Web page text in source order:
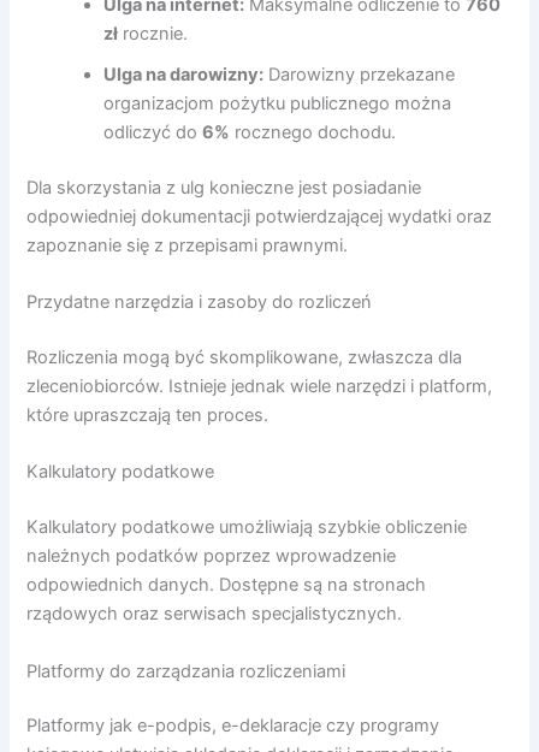
Ulga na internet: Maksymalne odliczenie to 760
zł rocznie.
Ulga na darowizny: Darowizny przekazane
organizacjom pożytku publicznego można
odliczyć do6% rocznego dochodu.
Dla skorzystania z ulg konieczne jest posiadanie
odpowiedniej dokumentacji potwierdzającej wydatki oraz
zapoznanie się z przepisami prawnymi.
Przydatne narzędzia i zasoby do rozliczeń
Rozliczenia mogą być skomplikowane, zwłaszcza dla
zleceniobiorców. Istnieje jednak wiele narzędzi i platform,
które upraszczają ten proces.
Kalkulatory podatkowe
Kalkulatory podatkowe umożliwiają szybkie obliczenie
należnych podatków poprzez wprowadzenie
odpowiednich danych. Dostępne są na stronach
rządowych oraz serwisach specjalistycznych.
Platformy do zarządzania rozliczeniami
Platformy jak e-podpis, e-deklaracje czy programy